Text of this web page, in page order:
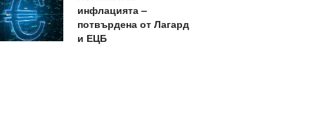
инфлацията –
потвърдена от Лагард
и ЕЦБ